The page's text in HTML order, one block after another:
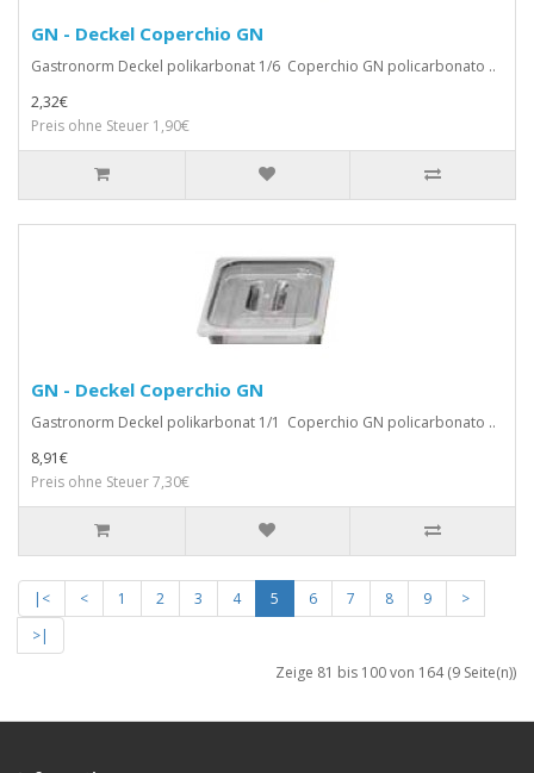
GN - Deckel Coperchio GN
Gastronorm Deckel polikarbonat 1/6 Coperchio GN policarbonato ..
2,32€
Preis ohne Steuer 1,90€
GN - Deckel Coperchio GN
Gastronorm Deckel polikarbonat 1/1 Coperchio GN policarbonato ..
8,91€
Preis ohne Steuer 7,30€
|< < 1 2 3 4 5 6 7 8 9
>
>|
Zeige 81 bis 100 von 164 (9 Seite(n))